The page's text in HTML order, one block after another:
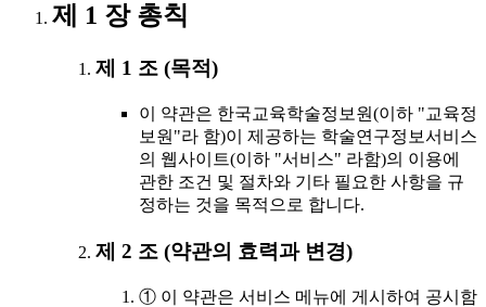
제 1 장 총칙
제 1 조 (목적)
이 약관은 한국교육학술정보원(이하 "교육정
보원"라 함)이 제공하는 학술연구정보서비스
의 웹사이트(이하 "서비스" 라함)의 이용에
관한 조건 및 절차와 기타 필요한 사항을 규
정하는 것을 목적으로 합니다.
제 2 조 (약관의 효력과 변경)
① 이 약관은 서비스 메뉴에 게시하여 공시함